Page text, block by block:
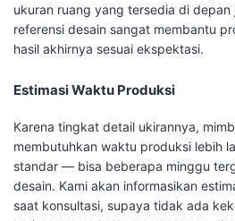
ukuran ruang yang tersedia di depan
referensi desain sangat membantu
hasil akhirnya sesuai ekspektasi.
Estimasi Waktu Produksi
Karena tingkat detail ukirannya,
membutuhkan waktu produksi lebih
standar — bisa beberapa minggu
desain. Kami akan informasikan
saat konsultasi, supaya tidak ada